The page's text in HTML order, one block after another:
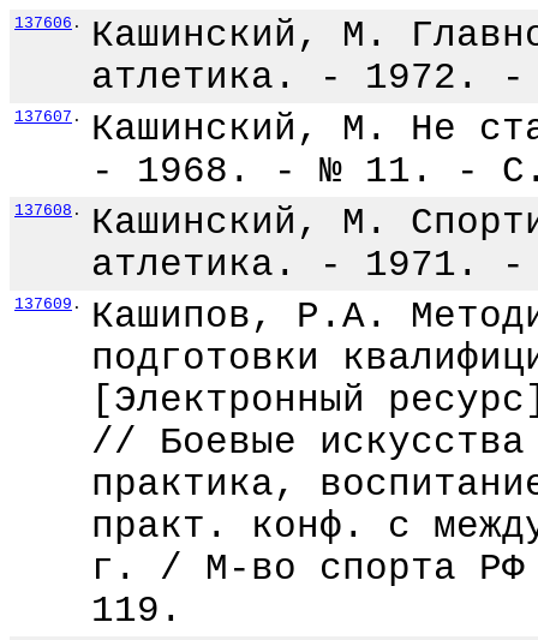
137606 .
Кашинский, М.
атлетика. -
137607 .
Кашинский, М. Не
- 1968. - № 11. -
137608 .
Кашинский, М.
атлетика. - 1971.
137609 .
Кашипов, Р.А.
подготовки
[Электронный
// Боевые
практика,
практ. конф. с
г. / М-во спорта
119.